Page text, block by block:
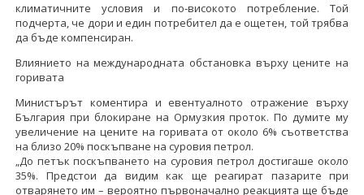
климатичните условия и по-високото потребление. Той
подчерта, че дори и един потребител да е ощетен, той трябва
да бъде компенсиран.
Влиянието на международната обстановка върху цените на
горивата
Министърът коментира и евентуалното отражение върху
България при блокиране на Ормузкия проток. По думите му
увеличение на цените на горивата от около 6% съответства
на близо 20% поскъпване на суровия петрол.
„До петък поскъпването на суровия петрол достигаше около
35%. Предстои да видим как ще реагират пазарите при
отварянето им – вероятно първоначално реакцията ще бъде